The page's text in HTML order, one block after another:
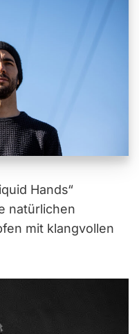
Hands“
natürlichen
mit klangvollen